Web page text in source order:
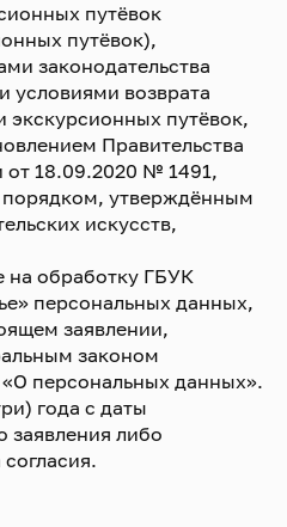
путёвок
путёвок),
законодательства
условиями возврата
экскурсионных путёвок,
Правительства
18.09.2020 № 1491,
утверждённым
искусств,
на обработку ГБУК
персональных данных,
заявлении,
законом
персональных данных».
года с даты
заявления либо